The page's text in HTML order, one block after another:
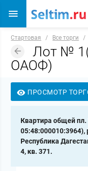
Стартовая / Все торги /
Лот №
ОАОФ)
ПРОСМОТР
Квартира общей
05:48:000010:3964),
Республика
4, кв. 371.